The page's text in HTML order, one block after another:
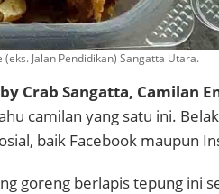
Jalan Pendidikan) Sangatta Utara.
Crab Sangatta, Camilan
camilan yang satu ini.
baik Facebook maupun
goreng berlapis tepung ini